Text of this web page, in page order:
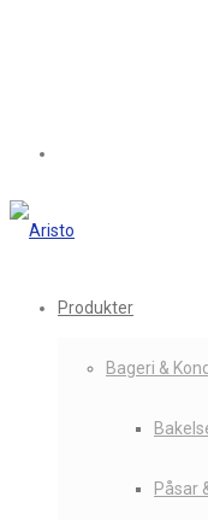
Produkter
Bageri &
Påsar